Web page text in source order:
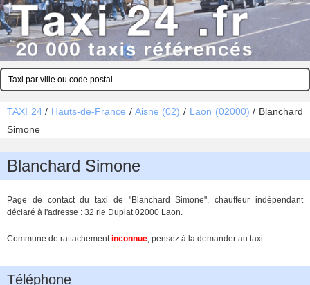
TAXI 24/ Hauts-de-France / Aisne (02) / Laon (02000) / Blanchard
Simone
Blanchard Simone
Page de contact du taxi de "Blanchard Simone", chauffeur indépendant
déclaré à l'adresse : 32 rle Duplat 02000 Laon.
Commune de rattachementinconnue, pensez à la demander au taxi.
Téléphone